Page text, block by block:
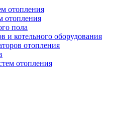
отопления
отопления
пола
и котельного оборудования
отопления
отопления